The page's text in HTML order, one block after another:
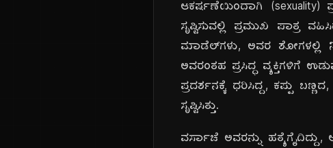
ಆಕರ್ಷಣೆಯಿಂದಾಗಿ (sexuality)
ಸೃಷ್ಟಿಸುವಲ್ಲಿ ಪ್ರಮುಖ ಪಾತ್ರ
ಮಾಡೆಲ್‌ಗಳು, ಅವರ ಶೋಗಳಲ್ಲಿ
ಅವರಂತಹ ಪ್ರಸಿದ್ಧ ವ್ಯಕ್ತಿಗಳಿಗೆ
ಪ್ರದರ್ಶನಕ್ಕೆ ಧರಿಸಿದ್ದ, ಕಪ್ಪು
ಸೃಷ್ಟಿಸಿತ್ತು.
ವರ್ಸಾಚೆ ಅವರನ್ನು ಹತ್ಯೆಗೈದಿದ್ದು,